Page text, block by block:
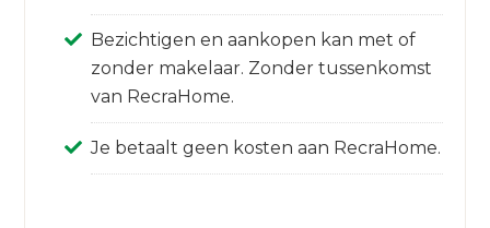
Bezichtigen en aankopen kan met of
zonder makelaar. Zonder tussenkomst
van RecraHome.
Je betaalt geen kosten aan RecraHome.